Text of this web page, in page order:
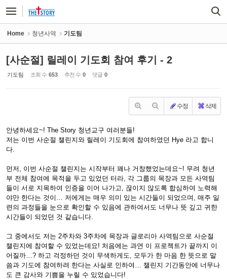
Home 청년사역 기도팀
[사순절] 릴레이 기도회 참여 후기 - 2
기도팀 조회 수 653 추천 수 0 댓글 0
수정 삭제
안녕하세요~! The Story 청년교구 여러분들!
저는 이번 사순절 챌린지와 릴레이 기도회에 참여하였던 Hye 라고 합니
다.
먼저, 이번 사순절 챌린지는 시작부터 꽤나 거창했었는데요~! 무려 청년
부 전체 참여에 목적을 두고 있었던 터라, 각 그룹의 목장과 모든 사역팀
들이 서로 지목하여 인증을 이어 나가고, 끊이지 않도록 합심하여 노력해
야만 한다는 것이… 저에게는 매우 의미 있는 시간들이 되었으며, 매주 일
련의 과정들을 눈으로 확인할 수 있음에 관하여서도 너무나 뜻 깊고 귀한
시간들이 되었던 것 같습니다.
그 중에서도 저는 2주차와 3주차에 목장과 글로리아 사역팀으로 사순절
챌린지에 참여할 수 있었는데요! 처음에는 과연 이 프로젝트가 끝까지 이
어질까…? 하고 걱정하던 것이 무색하게도, 모두가 한 마음 한 뜻으로 말
씀과 기도에 참여하려 한다는 사실로 인하여… 챌린지 기간동안에 너무나
도 큰 감사와 기쁨을 누릴 수 있었습니다!